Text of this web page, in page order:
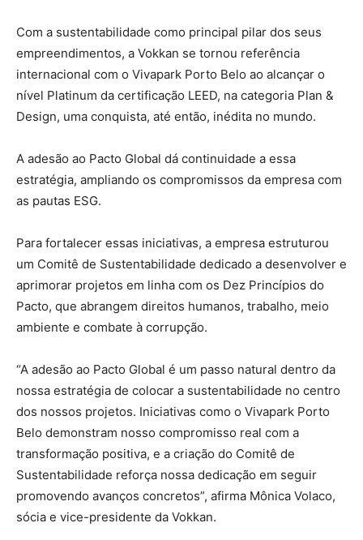
Com a sustentabilidade como principal pilar dos seus
empreendimentos, a Vokkan se tornou referência
internacional com o Vivapark Porto Belo ao alcançar o
nível Platinum da certificação LEED, na categoria Plan &
Design, uma conquista, até então, inédita no mundo.
A adesão ao Pacto Global dá continuidade a essa
estratégia, ampliando os compromissos da empresa com
as pautas ESG.
Para fortalecer essas iniciativas, a empresa estruturou
um Comitê de Sustentabilidade dedicado a desenvolver e
aprimorar projetos em linha com os Dez Princípios do
Pacto, que abrangem direitos humanos, trabalho, meio
ambiente e combate à corrupção.
“A adesão ao Pacto Global é um passo natural dentro da
nossa estratégia de colocar a sustentabilidade no centro
dos nossos projetos. Iniciativas como o Vivapark Porto
Belo demonstram nosso compromisso real com a
transformação positiva, e a criação do Comitê de
Sustentabilidade reforça nossa dedicação em seguir
promovendo avanços concretos”, afirma Mônica Volaco,
sócia e vice-presidente da Vokkan.